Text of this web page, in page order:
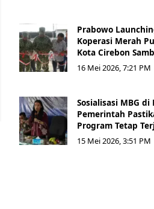
Prabowo
Koperasi Merah
Kota Cirebon
16 Mei 2026, 7:21 PM
Sosialisasi MBG
Pemerintah
Program Tetap
15 Mei 2026, 3:51 PM